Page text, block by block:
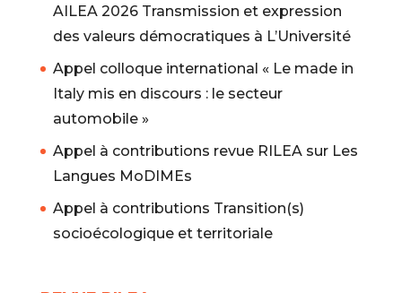
AILEA 2026 Transmission et expression
des valeurs démocratiques à L’Université
Appel colloque international « Le made in
Italy mis en discours : le secteur
automobile »
Appel à contributions revue RILEA sur Les
Langues MoDIMEs
Appel à contributions Transition(s)
socioécologique et territoriale